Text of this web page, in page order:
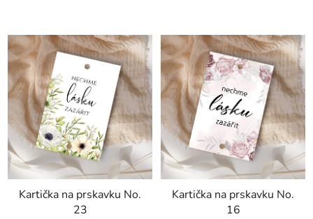
Kartička na prskavku No.
23
Kartička na prskavku No.
16